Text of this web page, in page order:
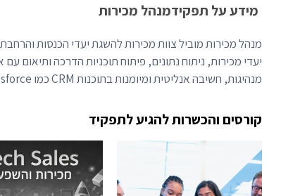
מידע על תפקידמנהל מכירות
מנהל מכירות מוביל צוות מכירות להשגת יעדי הכנסות
יעדי מכירות, ניתוח נתונים, פיתוח תוכניות הדרכה ותיאום עם
מנהיגות, חשיבה אנליטית ומיומנות בתוכנות CRM כמו Salesforce.
קורסים והכשרות להגיע לתפקיד